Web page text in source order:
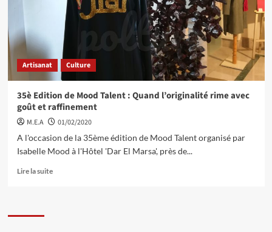
Artisanat Culture
35è Edition de Mood Talent : Quand l’originalité rime avec
goût et raffinement
M.E.A
01/02/2020
A l'occasion de la 35ème édition de Mood Talent organisé par
Isabelle Mood à l'Hôtel 'Dar El Marsa', près de...
Lire la suite